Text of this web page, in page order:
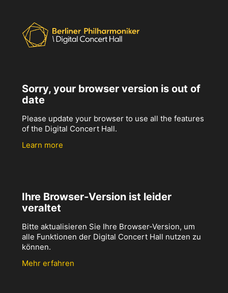
Sorry, your browser version is out of
date
Please update your browser to use all the features
of the Digital Concert Hall.
Learn more
Ihre Browser-Version ist leider
veraltet
Bitte aktualisieren Sie Ihre Browser-Version, um
alle Funktionen der Digital Concert Hall nutzen zu
können.
Mehr erfahren